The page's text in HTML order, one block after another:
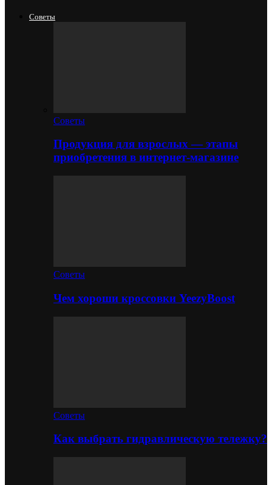
Советы
Советы
Продукция для взрослых — этапы
приобретения в интернет-магазине
Советы
Чем хороши кроссовки YeezyBoost
Советы
Как выбрать гидравлическую тележку?